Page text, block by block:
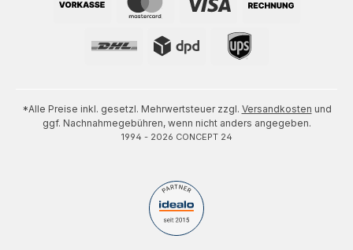
*Alle Preise inkl. gesetzl. Mehrwertsteuer zzgl. Versandkosten und
ggf. Nachnahmegebühren, wenn nicht anders angegeben.
1994 - 2026 CONCEPT 24